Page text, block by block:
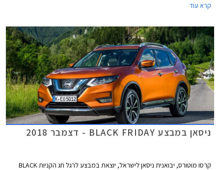
קרא עוד
ניסאן במבצע BLACK FRIDAY - דצמבר 2018
קרסו מוטורס, יבואנית ניסאן לישראל, יוצאת במבצע לרגל חג הקניות BLACK